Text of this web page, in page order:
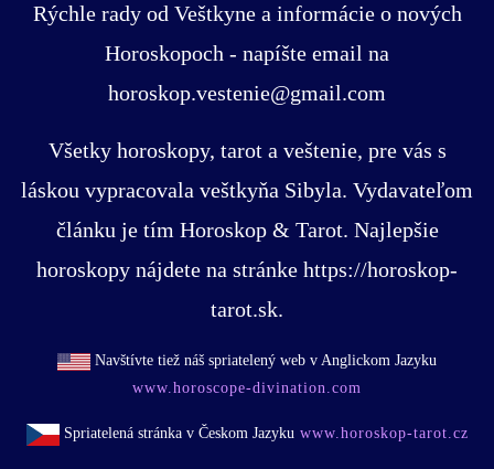
Rýchle rady od Veštkyne a informácie o nových
Horoskopoch - napíšte email na
horoskop.vestenie@gmail.com
Všetky horoskopy, tarot a veštenie, pre vás s
láskou vypracovala veštkyňa Sibyla. Vydavateľom
článku je tím Horoskop & Tarot. Najlepšie
horoskopy nájdete na stránke https://horoskop-
tarot.sk.
Navštívte tiež náš spriatelený web v Anglickom Jazyku
www.horoscope-divination.com
Spriatelená stránka v Českom Jazykuwww.horoskop-tarot.cz